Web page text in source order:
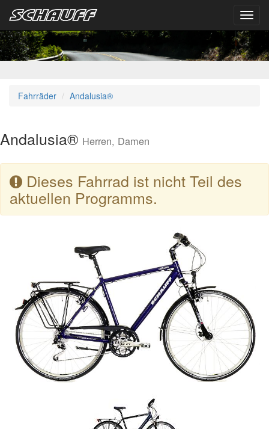
Fahrräder Andalusia®
Andalusia® Herren, Damen
Dieses Fahrrad ist nicht Teil des
aktuellen Programms.